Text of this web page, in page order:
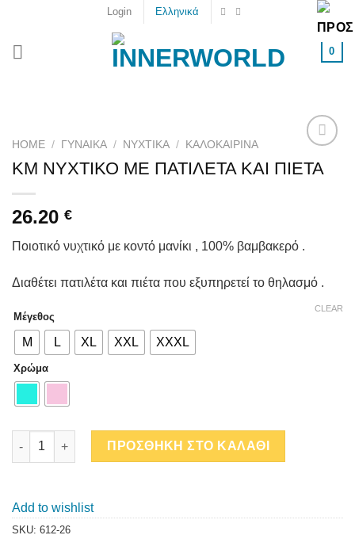
content
Login Ελληνικά
0
Add to
wishlist
HOME / ΓΥΝΑΙΚΑ / ΝΥΧΤΙΚΆ / ΚΑΛΟΚΑΙΡΙΝΆ
ΚΜ ΝΥΧΤΙΚΟ ΜΕ ΠΑΤΙΛΕΤΑ ΚΑΙ ΠΙΕΤΑ
26.20 €
Ποιοτικό νυχτικό με κοντό μανίκι , 100% βαμβακερό .
Διαθέτει πατιλέτα και πιέτα που εξυπηρετεί το θηλασμό .
Μέγεθος
M L XL XXL XXXL
Χρώμα
CLEAR
ΚΜ ΝΥΧΤΙΚΟ ΜΕ ΠΑΤΙΛΕΤΑ ΚΑΙ ΠΙΕΤΑ quantity
ΠΡΟΣΘΗΚΗ ΣΤΟ ΚΑΛΑΘΙ
Add to wishlist
SKU: 612-26